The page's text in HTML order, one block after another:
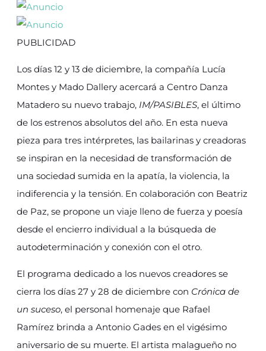
PUBLICIDAD
Los días 12 y 13 de diciembre, la compañía Lucía
Montes y Mado Dallery acercará a Centro Danza
Matadero su nuevo trabajo, IM/PASIBLES, el último
de los estrenos absolutos del año. En esta nueva
pieza para tres intérpretes, las bailarinas y creadoras
se inspiran en la necesidad de transformación de
una sociedad sumida en la apatía, la violencia, la
indiferencia y la tensión. En colaboración con Beatriz
de Paz, se propone un viaje lleno de fuerza y poesía
desde el encierro individual a la búsqueda de
autodeterminación y conexión con el otro.
El programa dedicado a los nuevos creadores se
cierra los días 27 y 28 de diciembre con Crónica de
un suceso, el personal homenaje que Rafael
Ramírez brinda a Antonio Gades en el vigésimo
aniversario de su muerte. El artista malagueño no